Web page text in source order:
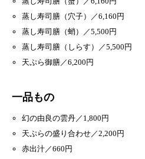
蒸し寿司膳（穴子）／6,160円
蒸し寿司膳（蛸）／5,500円
蒸し寿司膳（しらす）／5,500円
天ぷら御膳／6,200円
一品もの
幻の由良の雲丹／1,800円
天ぷらの盛り合わせ／2,200円
赤出汁／660円